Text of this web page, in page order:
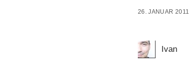
26. JANUAR 2011
Ivan